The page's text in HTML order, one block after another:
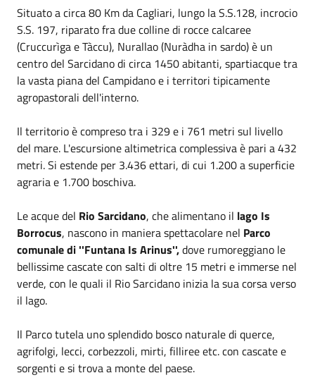
Situato a circa 80 Km da Cagliari, lungo la S.S.128, incrocio
S.S. 197, riparato fra due colline di rocce calcaree
(Cruccurìga e Tàccu), Nurallao (Nuràdha in sardo) è un
centro del Sarcidano di circa 1450 abitanti, spartiacque tra
la vasta piana del Campidano e i territori tipicamente
agropastorali dell'interno.
Il territorio è compreso tra i 329 e i 761 metri sul livello
del mare. L'escursione altimetrica complessiva è pari a 432
metri. Si estende per 3.436 ettari, di cui 1.200 a superficie
agraria e 1.700 boschiva.
Le acque del Rio Sarcidano, che alimentano il lago Is
Borrocus, nascono in maniera spettacolare nel Parco
comunale di ''Funtana Is Arinus'',dove rumoreggiano le
bellissime cascate con salti di oltre 15 metri e immerse nel
verde, con le quali il Rio Sarcidano inizia la sua corsa verso
il lago.
Il Parco tutela uno splendido bosco naturale di querce,
agrifolgi, lecci, corbezzoli, mirti, filliree etc. con cascate e
sorgenti e si trova a monte del paese.